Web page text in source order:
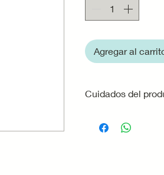
Agregar al
Cuidados del
que el papel